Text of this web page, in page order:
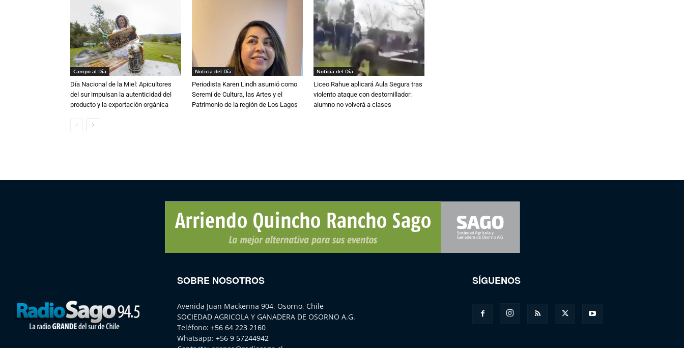
Campo al Día
Día Nacional de la Miel: Apicultores
del sur impulsan la autenticidad del
producto y la exportación orgánica
Noticia del Día
Periodista Karen Lindh asumió como
Seremi de Cultura, las Artes y el
Patrimonio de la región de Los Lagos
Noticia del Día
Liceo Rahue aplicará Aula Segura tras
violento ataque con destornillador:
alumno no volverá a clases
SOBRE NOSOTROS
Avenida Juan Mackenna 904, Osorno, Chile
SOCIEDAD AGRICOLA Y GANADERA DE OSORNO A.G.
Teléfono: +56 64 223 2160
Whatsapp: +56 9 57244942
SÍGUENOS